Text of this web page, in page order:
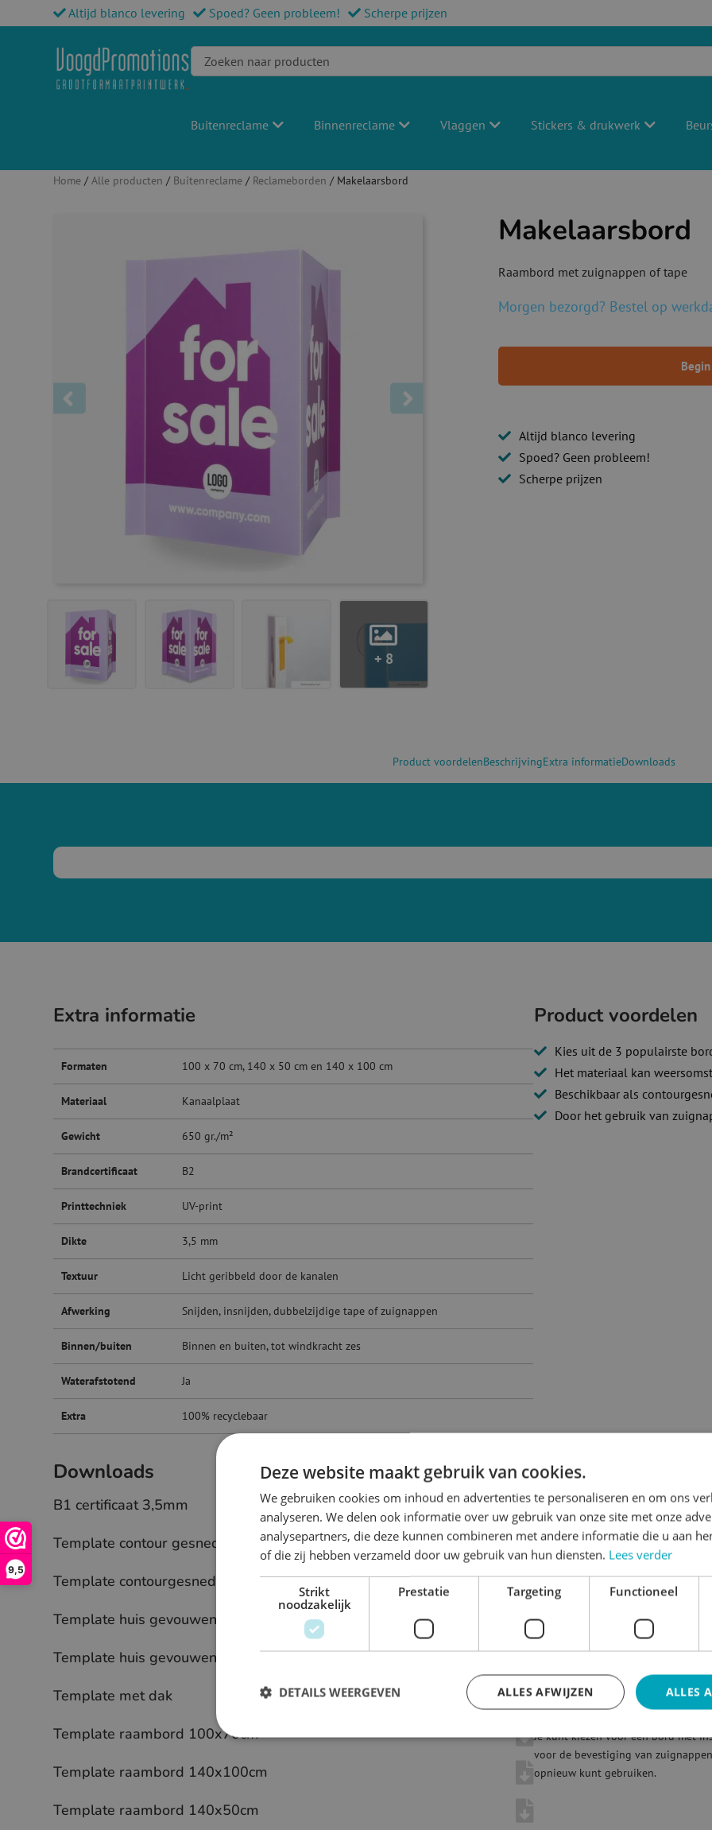
9,5
Altijd blanco levering Spoed? Geen probleem! Scherpe prijzen
Buitenreclame Binnenreclame Vlaggen Stickers & drukwerk
Home / Alle producten / Buitenreclame / Reclameborden / Makelaarsbord
+ 8
Makelaarsbord
Raambord met zuignappen of tape
Morgen bezorgd? Bestel op
Altijd blanco levering
Spoed? Geen probleem!
Scherpe prijzen
Product voordelenBeschrijvingExtra informatieDownloads
Product voordelen
Kies uit de 3 populairste
Het materiaal kan
Beschikbaar als
Door het gebruik van
Beschrijving
Bij Voogd Promotions kun je
Ook wel bekend als raamborden of
verschillende
of andere gladde oppervlakken
templates is het ontwerpen van je
voor inspiratie
Dankzij de zichtbaarheid van
communiceren van kortlopende
makelaars. Kies uit drie
De makelaarsborden zijn
recyclebaar.
Je kunt kiezen voor een bord met
voor de bevestiging van
opnieuw kunt gebruiken.
Extra informatie
Formaten 100 x 70 cm, 140 x 50 cm en 140 x 100 cm
Materiaal Kanaalplaat
Gewicht 650 gr./m²
Brandcertificaat B2
Printtechniek UV-print
Dikte 3,5 mm
Textuur Licht geribbeld door de kanalen
Afwerking Snijden, insnijden, dubbelzijdige tape of zuignappen
Binnen/buiten Binnen en buiten, tot windkracht zes
Waterafstotend Ja
Extra 100% recyclebaar
Downloads
B1 certificaat 3,5mm
Template contour gesneden
Template contourgesneden met boorgaten
Template huis gevouwen dakje boorgaten
Template huis gevouwen dakje
Template met dak
Template raambord 100x70cm
Template raambord 140x100cm
Template raambord 140x50cm
Deze website maakt gebruik van cookies.
We gebruiken cookies om inhoud en advertenties te personaliseren en om ons
analyseren. We delen ook informatie over uw gebruik van onze site met onze
analysepartners, die deze kunnen combineren met andere informatie die u aan
of die zij hebben verzameld door uw gebruik van hun diensten. Lees verder
Strikt
noodzakelijk
Prestatie Targeting Functioneel
ALLES
ALLES AFWIJZEN
DETAILS WEERGEVEN